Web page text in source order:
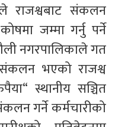
राजश्वबाट संकलन
जम्मा गर्नु पर्ने
नगरपालिकाले गत
भएको राजश्व
स्थानीय सञ्चित
गर्ने कर्मचारीको